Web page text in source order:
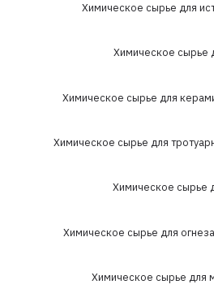
Химическое сырье для
Химическое сырье
Химическое сырье для
Химическое сырье для
Химическое сырье
Химическое сырье для
Химическое сырье для